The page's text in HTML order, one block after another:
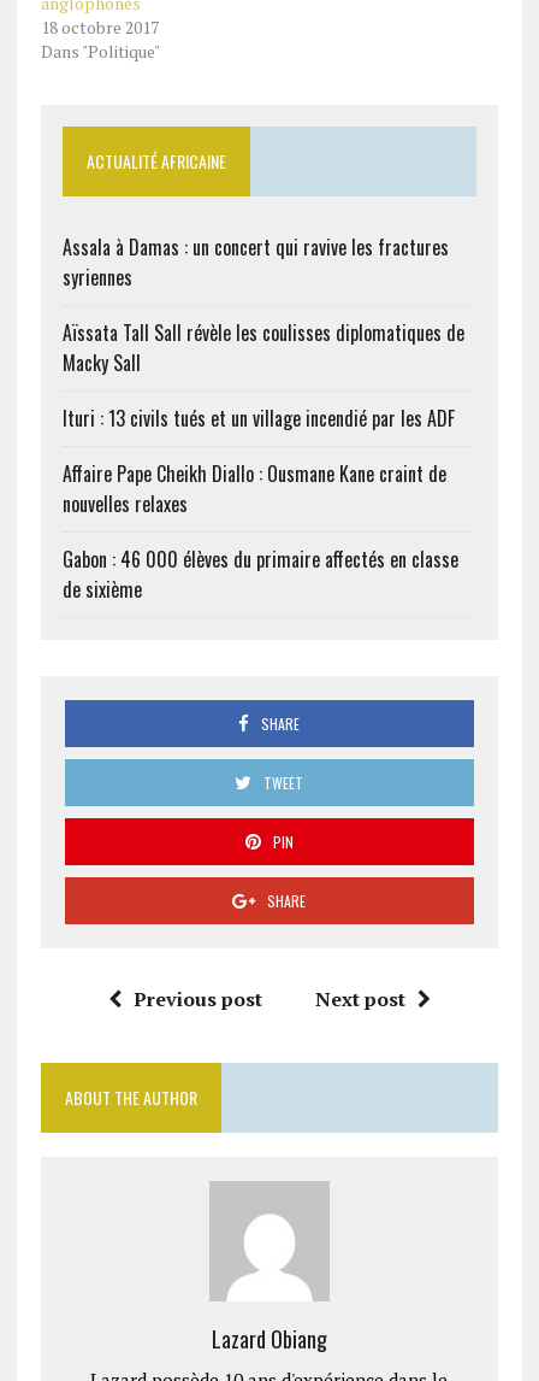
18 octobre 2017
Dans "Politique"
ACTUALITÉ AFRICAINE
Assala à Damas : un concert qui ravive les fractures
syriennes
Aïssata Tall Sall révèle les coulisses diplomatiques de
Macky Sall
Ituri : 13 civils tués et un village incendié par les ADF
Affaire Pape Cheikh Diallo : Ousmane Kane craint de
nouvelles relaxes
Gabon : 46 000 élèves du primaire affectés en classe
de sixième
SHARE
TWEET
PIN
SHARE
Previous post Next post
ABOUT THE AUTHOR
Lazard Obiang